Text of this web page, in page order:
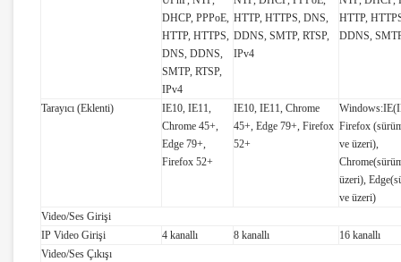
DHCP, PPPoE,
HTTP, HTTPS,
DNS, DDNS,
SMTP, RTSP,
IPv4
HTTP, HTTPS, DNS,
DDNS, SMTP, RTSP,
IPv4
HTTP,
DDNS,
Tarayıcı (Eklenti)
IE10, IE11,
Chrome 45+,
Edge 79+,
Firefox 52+
IE10, IE11, Chrome
45+, Edge 79+, Firefox
52+
Firefox
ve üzeri),
üzeri),
ve üzeri)
Video/Ses Girişi
IP Video Girişi
4 kanallı 8 kanallı
16 kanallı
Video/Ses Çıkışı